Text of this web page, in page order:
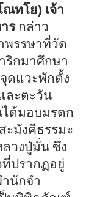
ณทโย) เจ้า
รกล่าว
พรรษาที่วัด
ริกมาศึกษา
ดแวะพักตั้ง
ละตะวัน
ด้มอบมรดก
ะมังคีธรรมะ
วงปู่มั่น ซึ่ง
ปรากฏอยู่
นักจำ